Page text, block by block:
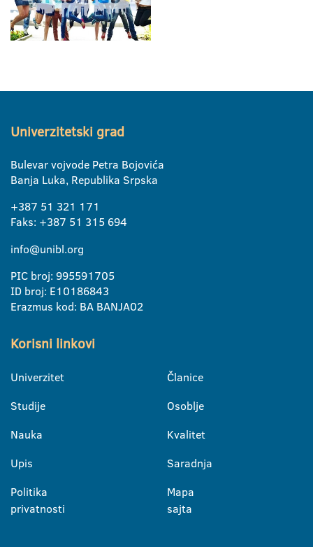
Univerzitetski grad
Bulevar vojvode Petra Bojovića
Banja Luka, Republika Srpska
+387 51 321 171
Faks: +387 51 315 694
info@unibl.org
PIC broj: 995591705
ID broj: E10186843
Erazmus kod: BA BANJA02
Korisni linkovi
Univerzitet
Studije
Nauka
Upis
Politika
privatnosti
Članice
Osoblje
Kvalitet
Saradnja
Mapa
sajta